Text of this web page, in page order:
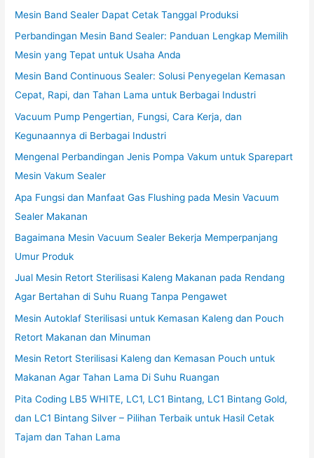
Mesin Band Sealer Dapat Cetak Tanggal Produksi
Perbandingan Mesin Band Sealer: Panduan Lengkap Memilih
Mesin yang Tepat untuk Usaha Anda
Mesin Band Continuous Sealer: Solusi Penyegelan Kemasan
Cepat, Rapi, dan Tahan Lama untuk Berbagai Industri
Vacuum Pump Pengertian, Fungsi, Cara Kerja, dan
Kegunaannya di Berbagai Industri
Mengenal Perbandingan Jenis Pompa Vakum untuk Sparepart
Mesin Vakum Sealer
Apa Fungsi dan Manfaat Gas Flushing pada Mesin Vacuum
Sealer Makanan
Bagaimana Mesin Vacuum Sealer Bekerja Memperpanjang
Umur Produk
Jual Mesin Retort Sterilisasi Kaleng Makanan pada Rendang
Agar Bertahan di Suhu Ruang Tanpa Pengawet
Mesin Autoklaf Sterilisasi untuk Kemasan Kaleng dan Pouch
Retort Makanan dan Minuman
Mesin Retort Sterilisasi Kaleng dan Kemasan Pouch untuk
Makanan Agar Tahan Lama Di Suhu Ruangan
Pita Coding LB5 WHITE, LC1, LC1 Bintang, LC1 Bintang Gold,
dan LC1 Bintang Silver – Pilihan Terbaik untuk Hasil Cetak
Tajam dan Tahan Lama